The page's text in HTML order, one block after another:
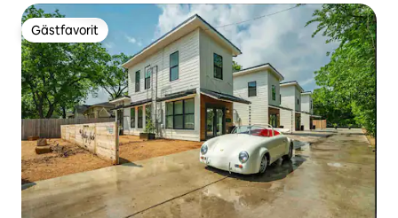
Gästfavorit
Gästfavorit